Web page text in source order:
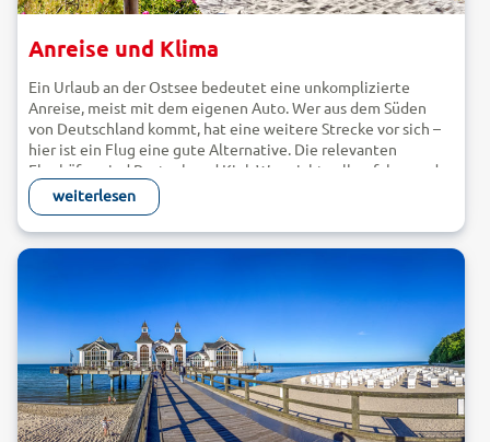
Anreise und Klima
Ein Urlaub an der Ostsee bedeutet eine unkomplizierte
Anreise, meist mit dem eigenen Auto. Wer aus dem Süden
von Deutschland kommt, hat eine weitere Strecke vor sich –
hier ist ein Flug eine gute Alternative. Die relevanten
Flughäfen sind Rostock und Kiel. Wer nicht selber fahren oder
fliegen möchte, nutzt das gut ausgebaute Netz der
Deutschen Bahn. Der ICE fährt in ca. 6 Stunden von München
oder Freiburg i.Br. nach Hamburg. Die Weiterfahrt in Richtung
Osten nach Rostock oder in Richtung Westen nach Kiel
dauert die Fahrt von München nach Rostock oder Kiel ca. 7
Stunden, von Köln nach Rostock bzw. Kiel ca. 5,5 Stunden, von
Dresden nach Rostock ca. 6,5 Stunden (nach Kiel ca. 5
Stunden und 45 Minuten) und von Berlin nach Rostock nur 2,5
Stunden. Tipp: Legen Sie auf Ihrer Reise über die Autobahn
Stopps ein und entdecken Sie landschaftliche und kulturelle
Highlights entlang der Strecke – Autobahnschilder weisen auf
weiterlesen